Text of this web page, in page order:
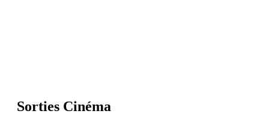
Sorties Cinéma